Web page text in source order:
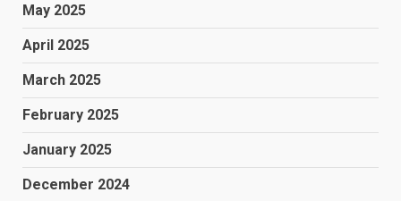
May 2025
April 2025
March 2025
February 2025
January 2025
December 2024